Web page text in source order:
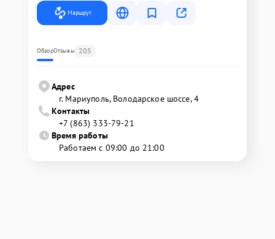
Маршрут
ОбзорОтзывы 205
Адрес
г. Мариуполь, Володарское шоссе, 4
Контакты
+7 (863) 333-79-21
Время работы
Работаем с 09:00 до 21:00